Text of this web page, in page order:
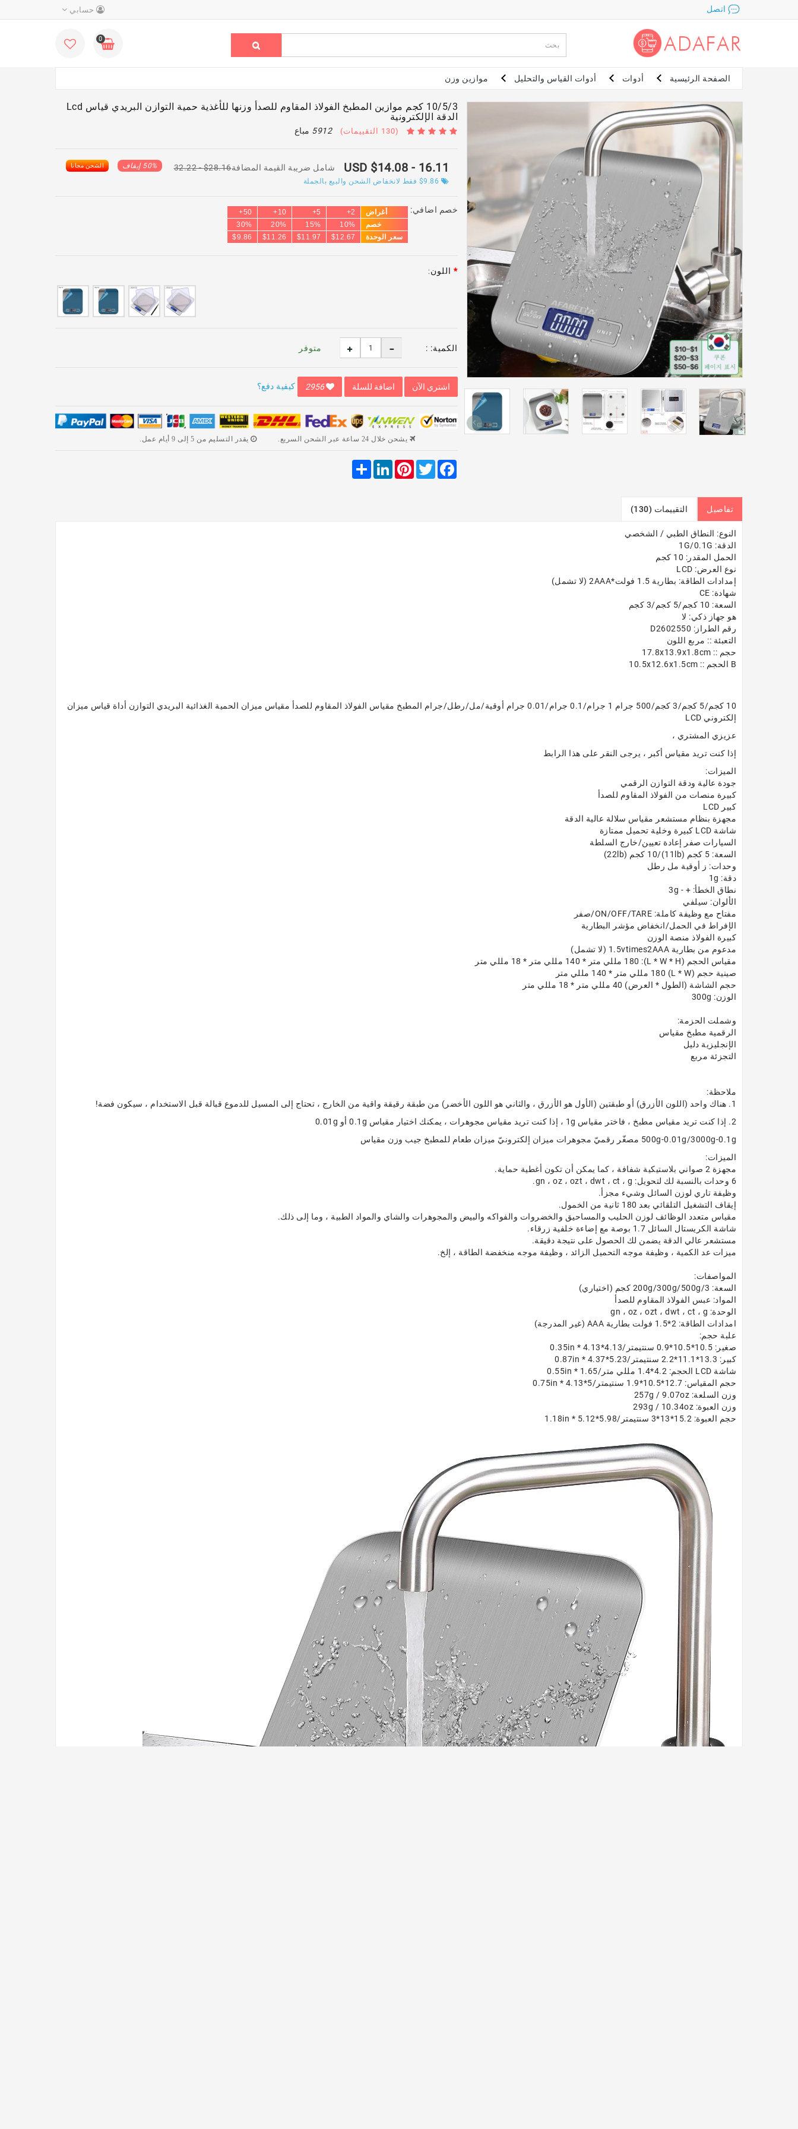
اتصل حسابي
0
الصفحة الرئيسية أدوات أدوات القياس والتحليل موازين وزن
10/5/3 كجم موازين المطبخ الفولاذ المقاوم للصدأ وزنها للأغذية حمية التوازن البريدي قياس Lcd
الدقة الإلكترونية
(130 التقييمات) 5912 مباع
USD $14.08 - 16.11 شامل ضريبة القيمة المضافة$28.16
- 32.22 50% إيقاف الشحن مجانا
$9.86 فقط لانخفاض الشحن والبيع بالجملة
خصم اضافي: أغراض 2+
5+
10+
50+
خصم
10%
15%
20%
30%
سعر الوحدة
$12.67
$11.97
$11.26
$9.86
اللون
الكمية: : متوفر
اشتري الآن اضافة للسلة كيفية دفع؟
يشحن خلال 24 ساعة عبر الشحن السريع. يقدر التسليم من 5 إلى 9 أيام عمل.
Facebook
Twitter
Pinterest
LinkedIn
Share
تفاصيل التقييمات (130)
النوع: النطاق الطبي / الشخصي
الدقة: 1G/0.1G
الحمل المقدر: 10 كجم
نوع العرض: LCD
إمدادات الطاقة: بطارية 1.5 فولت*2AAA (لا تشمل)
شهادة: CE
السعة: 10 كجم/5 كجم/3 كجم
هو جهاز ذكي: لا
رقم الطراز: D2602550
التعبئة :: مربع اللون
حجم :: 17.8x13.9x1.8cm
B الحجم :: 10.5x12.6x1.5cm
10 كجم/5 كجم/3 كجم/500 جرام 1 جرام/0.1 جرام/0.01 جرام أوقية/مل/رطل/جرام المطبخ مقياس الفولاذ المقاوم للصدأ مقياس ميزان الحمية الغذائية البريدي التوازن أداة قياس ميزان
إلكتروني LCD
عزيزي المشتري ،
إذا كنت تريد مقياس أكبر ، يرجى النقر على هذا الرابط
الميزات:
جودة عالية ودقة التوازن الرقمي
كبيرة منصات من الفولاذ المقاوم للصدأ
كبير LCD
مجهزة بنظام مستشعر مقياس سلالة عالية الدقة
شاشة LCD كبيرة وخلية تحميل ممتازة
السيارات صفر إعادة تعيين/خارج السلطة
السعة: 5 كجم (11lb)/10 كجم (22lb)
وحدات: ز أوقية مل رطل
دقة: 1g
نطاق الخطأ: + - 3g
الألوان: سيلفي
مفتاح مع وظيفة كاملة: ON/OFF/TARE/صفر
الإفراط في الحمل/انخفاض مؤشر البطارية
كبيرة الفولاذ منصة الوزن
مدعوم من بطارية 1.5vtimes2AAA (لا تشمل)
مقياس الحجم (L * W * H): 180 مللي متر * 140 مللي متر * 18 مللي متر
صينية حجم (L * W) 180 مللي متر * 140 مللي متر
حجم الشاشة (الطول * العرض) 40 مللي متر * 18 مللي متر
الوزن: 300g
وشملت الحزمة:
الرقمية مطبخ مقياس
الإنجليزية دليل
التجزئة مربع
ملاحظة:
1. هناك واحد (اللون الأزرق) أو طبقتين (الأول هو الأزرق ، والثاني هو اللون الأخضر) من طبقة رقيقة واقية من الخارج ، تحتاج إلى المسيل للدموع قبالة قبل الاستخدام ، سيكون فضة!
2. إذا كنت تريد مقياس مطبخ ، فاختر مقياس 1g ، إذا كنت تريد مقياس مجوهرات ، يمكنك اختيار مقياس 0.1g أو 0.01g
500g-0.01g/3000g-0.1g مصغّر رقميّ مجوهرات ميزان إلكترونيّ ميزان طعام للمطبخ جيب وزن مقياس
الميزات:
مجهزة 2 صواني بلاستيكية شفافة ، كما يمكن أن تكون أغطية حماية.
6 وحدات بالنسبة لك لتحويل: gn ، oz ، ozt ، dwt ، ct ، g.
وظيفة تاري لوزن السائل وشيء مجزأ.
إيقاف التشغيل التلقائي بعد 180 ثانية من الخمول.
مقياس متعدد الوظائف لوزن الحليب والمساحيق والخضروات والفواكه والبيض والمجوهرات والشاي والمواد الطبية ، وما إلى ذلك.
شاشة الكريستال السائل 1.7 بوصة مع إضاءة خلفية زرقاء.
مستشعر عالي الدقة يضمن لك الحصول على نتيجة دقيقة.
ميزات عد الكمية ، وظيفة موجه التحميل الزائد ، وظيفة موجه منخفضة الطاقة ، إلخ.
المواصفات:
السعة: 200g/300g/500g/3 كجم (اختياري)
المواد: عبس الفولاذ المقاوم للصدأ
الوحدة: gn ، oz ، ozt ، dwt ، ct ، g
امدادات الطاقة: 2*1.5 فولت بطارية AAA (غير المدرجة)
علبة حجم:
صغير: 10.5*10.5*0.9 سنتيمتر/4.13*4.13 * 0.35in
كبير: 13.3*11.1*2.2 سنتيمتر/5.23*4.37 * 0.87in
شاشة LCD الحجم: 4.2*1.4 مللي متر/1.65 * 0.55in
حجم المقياس: 12.7*10.5*1.9 سنتيمتر/5*4.13 * 0.75in
وزن السلعة: 257g / 9.07oz
وزن العبوة: 293g / 10.34oz
حجم العبوة: 15.2*13*3 سنتيمتر/5.98*5.12 * 1.18in